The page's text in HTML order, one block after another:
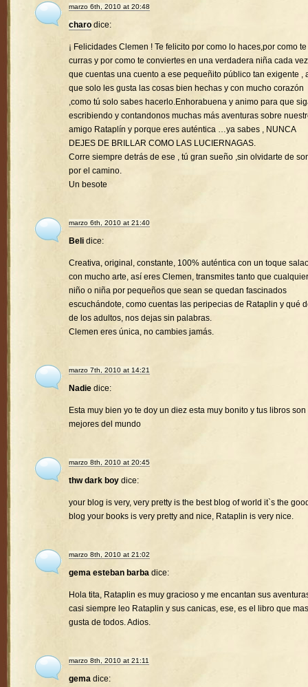
marzo 6th, 2010 at 20:48
charo dice:
¡ Felicidades Clemen ! Te felicito por como lo haces,por como
curras y por como te conviertes en una verdadera niña cada vez
que cuentas una cuento a ese pequeñito público tan exigente ,
que solo les gusta las cosas bien hechas y con mucho corazón
,como tú solo sabes hacerlo.Enhorabuena y animo para que
escribiendo y contandonos muchas más aventuras sobre
amigo Rataplín y porque eres auténtica …ya sabes , NUNCA
DEJES DE BRILLAR COMO LAS LUCIERNAGAS.
Corre siempre detrás de ese , tú gran sueño ,sin olvidarte de
por el camino.
Un besote
marzo 6th, 2010 at 21:40
Beli dice:
Creativa, original, constante, 100% auténtica con un toque
con mucho arte, así eres Clemen, transmites tanto que cualquier
niño o niña por pequeños que sean se quedan fascinados
escuchándote, como cuentas las peripecias de Rataplin y qué
de los adultos, nos dejas sin palabras.
Clemen eres única, no cambies jamás.
marzo 7th, 2010 at 14:21
Nadie dice:
Esta muy bien yo te doy un diez esta muy bonito y tus libros son
mejores del mundo
marzo 8th, 2010 at 20:45
thw dark boy dice:
your blog is very, very pretty is the best blog of world it`s the
blog your books is very pretty and nice, Rataplin is very nice.
marzo 8th, 2010 at 21:02
gema esteban barba dice:
Hola tita, Rataplin es muy gracioso y me encantan sus
casi siempre leo Rataplin y sus canicas, ese, es el libro que
gusta de todos. Adios.
marzo 8th, 2010 at 21:11
gema dice: